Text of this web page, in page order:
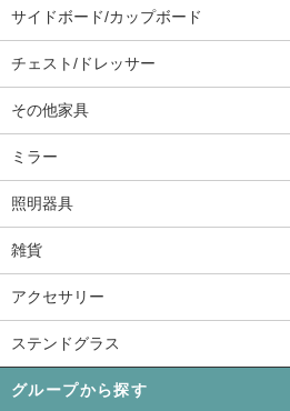
サイドボード/カップボード
チェスト/ドレッサー
その他家具
ミラー
照明器具
雑貨
アクセサリー
ステンドグラス
グループから探す